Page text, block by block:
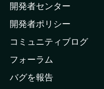
ー
ム
ー
ジ
へ
開発者センター
開発者ポリシー
コミュニティブログ
フォーラム
バグを報告